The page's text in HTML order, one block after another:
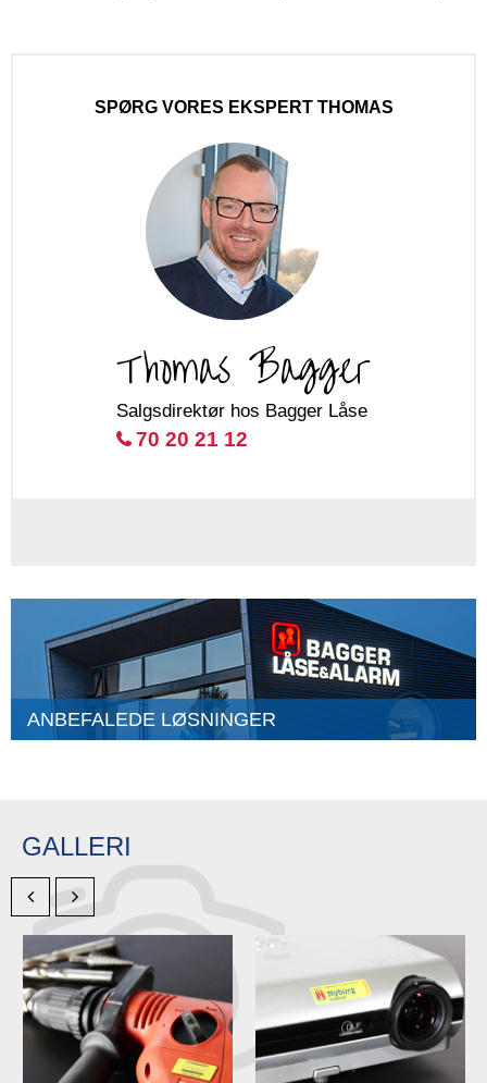
SPØRG VORES EKSPERT THOMAS
Thomas Bagger
Salgsdirektør hos Bagger Låse
70 20 21 12
ANBEFALEDE LØSNINGER
GALLERI